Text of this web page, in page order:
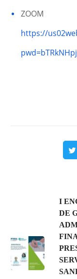
ZOOM
https://
I
DE